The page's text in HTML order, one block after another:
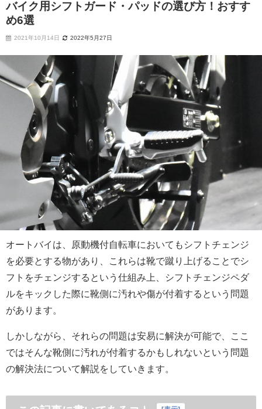
バイク用シフトガード・パッドの選び方！おすす
め6選
2021年10月14日 2022年5月27日
オートバイは、原動機付自転車においてもシフトチェンジ
を必要とする物があり、これらは靴で蹴り上げることでシ
フトをチェンジするという仕組み上、シフトチェンジペダ
ルをキックした際に靴側に汚れや傷が付着するという問題
があります。
しかしながら、それらの問題は安易に解決が可能で、ここ
ではそんな靴側に汚れが付着するかもしれないという問題
の解決法について解説をしていきます。